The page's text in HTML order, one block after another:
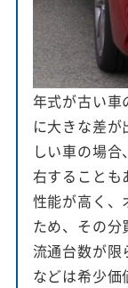
年式が古い車
に大きな差
しい車の場
右することも
性能が高く、
ため、その分
流通台数が
などは希少